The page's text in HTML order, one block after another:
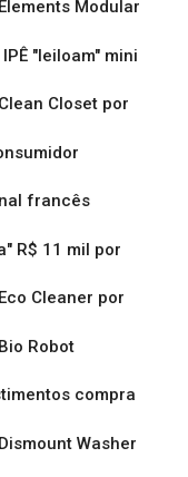
Modular
"leiloam" mini
Closet por
francês
R$ 11 mil por
Cleaner por
Robot
compra
Washer